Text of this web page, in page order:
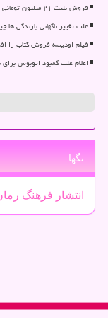
فروش بلیت ۲۱ میلیون تومانی تهران_اصفهان رد شد
علت تغییر ناگهانی بارندگی ها
فیلم اودیسه فروش کتاب را
اعلام علت کمبود اتوبوس
تگها
انتشار فرهنگ